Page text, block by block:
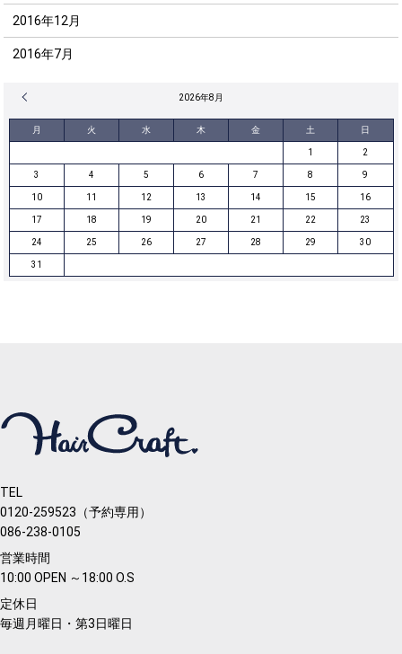
2016年12月
2016年7月
2026年8月
月 火 水 木 金 土 日
1 2
3 4 5 6 7 8 9
10 11 12 13 14 15 16
17 18 19 20 21 22 23
24 25 26 27 28 29 30
31
TEL
0120-259523（予約専用）
086-238-0105
営業時間
10:00 OPEN ～18:00 O.S
定休日
毎週月曜日・第3日曜日